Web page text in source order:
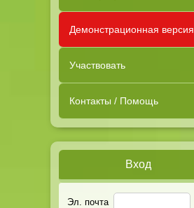
Демонстрационная версия
Участвовать
Контакты / Помощь
Вход
Эл. почта